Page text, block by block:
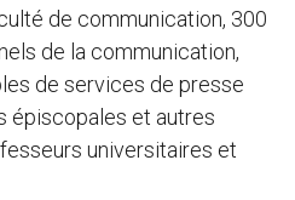
de communication, 300
de la communication,
de services de presse
épiscopales et autres
universitaires et